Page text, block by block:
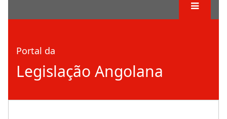
Portal da
Legislação Angolana